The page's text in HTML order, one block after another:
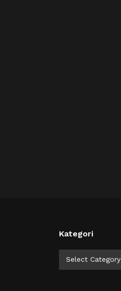
Kategori
Select Category